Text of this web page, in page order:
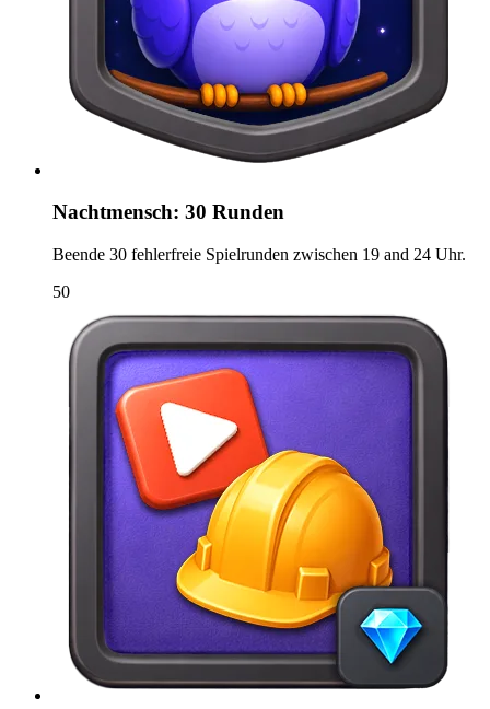
Nachtmensch: 30 Runden
Beende 30 fehlerfreie Spielrunden zwischen 19 and 24 Uhr.
50